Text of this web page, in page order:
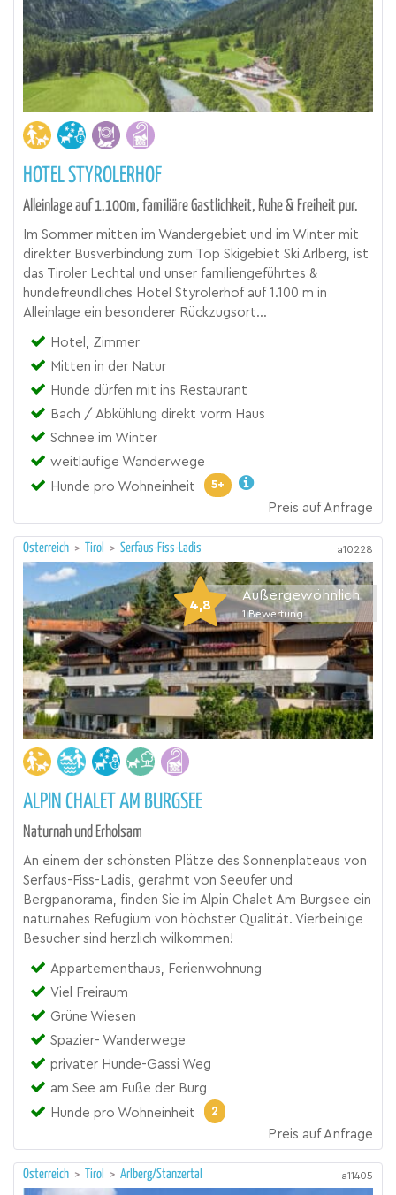
HOTEL STYROLERHOF
Alleinlage auf 1.100m, familiäre Gastlichkeit, Ruhe & Freiheit pur.
Im Sommer mitten im Wandergebiet und im Winter mit
direkter Busverbindung zum Top Skigebiet Ski Arlberg, ist
das Tiroler Lechtal und unser familiengeführtes &
hundefreundliches Hotel Styrolerhof auf 1.100 m in
Alleinlage ein besonderer Rückzugsort...
Hotel, Zimmer
Mitten in der Natur
Hunde dürfen mit ins Restaurant
Bach / Abkühlung direkt vorm Haus
Schnee im Winter
weitläufige Wanderwege
Hunde pro Wohneinheit
5+
Preis auf Anfrage
Österreich > Tirol > Serfaus-Fiss-Ladis a10228
4,8
Außergewöhnlich
1 Bewertung
ALPIN CHALET AM BURGSEE
Naturnah und Erholsam
An einem der schönsten Plätze des Sonnenplateaus von
Serfaus-Fiss-Ladis, gerahmt von Seeufer und
Bergpanorama, finden Sie im Alpin Chalet Am Burgsee ein
naturnahes Refugium von höchster Qualität. Vierbeinige
Besucher sind herzlich wilkommen!
Appartementhaus, Ferienwohnung
Viel Freiraum
Grüne Wiesen
Spazier- Wanderwege
privater Hunde-Gassi Weg
am See am Fuße der Burg
Hunde pro Wohneinheit
2
Preis auf Anfrage
Österreich > Tirol > Arlberg/Stanzertal a11405